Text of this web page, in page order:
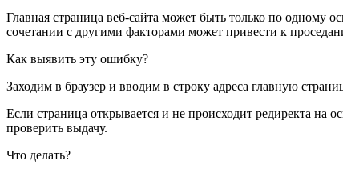
Главная страница веб-сайта может быть только по одному
сочетании с другими факторами может привести к
Как выявить эту ошибку?
Заходим в браузер и вводим в строку адреса главную
Если страница открывается и не происходит редиректа на
проверить выдачу.
Что делать?